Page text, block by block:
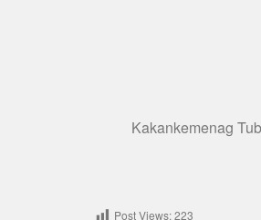
Kakankemenag
Post Views:223